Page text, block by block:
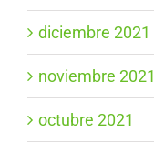
diciembre 2021
noviembre 2021
octubre 2021